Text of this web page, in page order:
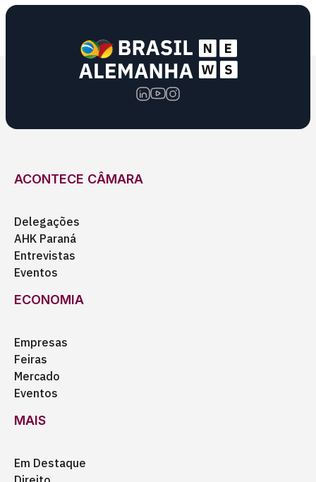
ACONTECE CÂMARA
Delegações
AHK Paraná
Entrevistas
Eventos
ECONOMIA
Empresas
Feiras
Mercado
Eventos
MAIS
Em Destaque